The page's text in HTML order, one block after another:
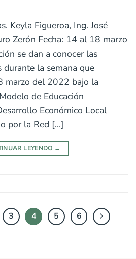
Keyla Figueroa, Ing. José
Zerón Fecha: 14 al 18 marzo
se dan a conocer las
durante la semana que
marzo del 2022 bajo la
de Educación
Económico Local
por la Red […]
LEYENDO →
3 4 5 6